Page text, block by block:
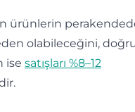
ürünlerin
olabileceğini,
ise satışları %8–12